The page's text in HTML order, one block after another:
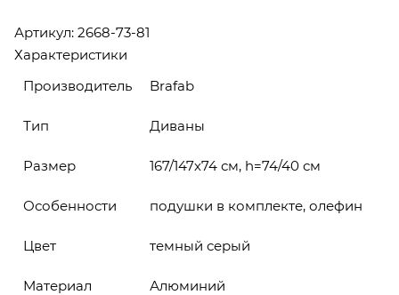
Артикул: 2668-73-81
Характеристики
Производитель
Brafab
Тип Диваны
Размер 167/147х74 см, h=74/40 см
Особенности подушки в комплекте, олефин
Цвет темный серый
Материал Алюминий